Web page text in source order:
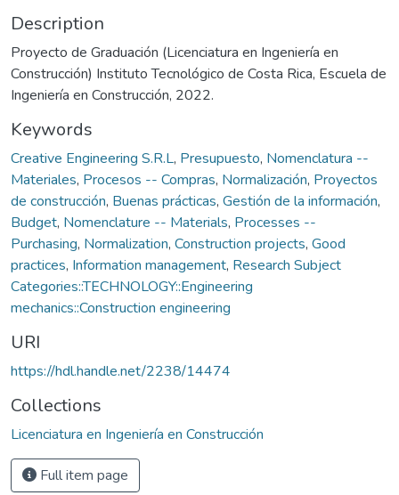
Description
Proyecto de Graduación (Licenciatura en Ingeniería en
Construcción) Instituto Tecnológico de Costa Rica, Escuela de
Ingeniería en Construcción, 2022.
Keywords
Creative Engineering S.R.L, Presupuesto, Nomenclatura --
Materiales, Procesos -- Compras, Normalización, Proyectos
de construcción, Buenas prácticas, Gestión de la información,
Budget, Nomenclature -- Materials, Processes --
Purchasing, Normalization, Construction projects, Good
practices, Information management, Research Subject
Categories::TECHNOLOGY::Engineering
mechanics::Construction engineering
URI
https://hdl.handle.net/2238/14474
Collections
Licenciatura en Ingeniería en Construcción
Full item page